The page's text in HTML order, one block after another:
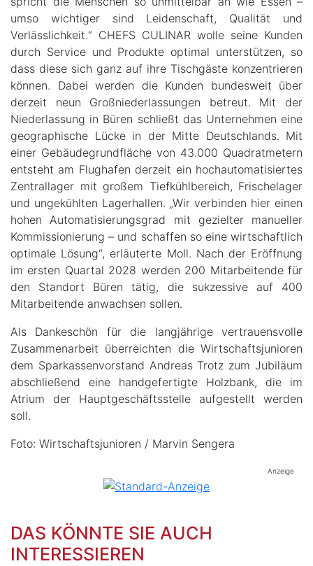
umso wichtiger sind Leidenschaft, Qualität und
Verlässlichkeit.“ CHEFS CULINAR wolle seine Kunden
durch Service und Produkte optimal unterstützen, so
dass diese sich ganz auf ihre Tischgäste konzentrieren
können. Dabei werden die Kunden bundesweit über
derzeit neun Großniederlassungen betreut. Mit der
Niederlassung in Büren schließt das Unternehmen eine
geographische Lücke in der Mitte Deutschlands. Mit
einer Gebäudegrundfläche von 43.000 Quadratmetern
entsteht am Flughafen derzeit ein hochautomatisiertes
Zentrallager mit großem Tiefkühlbereich, Frischelager
und ungekühlten Lagerhallen. „Wir verbinden hier einen
hohen Automatisierungsgrad mit gezielter manueller
Kommissionierung – und schaffen so eine wirtschaftlich
optimale Lösung“, erläuterte Moll. Nach der Eröffnung
im ersten Quartal 2028 werden 200 Mitarbeitende für
den Standort Büren tätig, die sukzessive auf 400
Mitarbeitende anwachsen sollen.
Als Dankeschön für die langjährige vertrauensvolle
Zusammenarbeit überreichten die Wirtschaftsjunioren
dem Sparkassenvorstand Andreas Trotz zum Jubiläum
abschließend eine handgefertigte Holzbank, die im
Atrium der Hauptgeschäftsstelle aufgestellt werden
soll.
Foto: Wirtschaftsjunioren / Marvin Sengera
Anzeige
DAS KÖNNTE SIE AUCH
INTERESSIEREN